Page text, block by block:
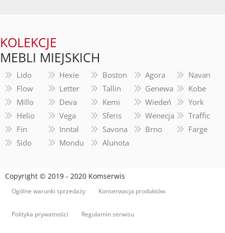
KOLEKCJE
MEBLI MIEJSKICH
Lido
Flow
Millo
Helio
Fin
Sido
Hexie
Letter
Deva
Vega
Inntal
Mondu
Boston
Tallin
Kemi
Sferis
Savona
Alunota
Agora
Genewa
Wiedeń
Wenecja
Brno
Navan
Kobe
York
Traffic
Farge
Copyright © 2019 - 2020 Komserwis
Ogólne warunki sprzedaży Konserwacja produktów
Polityka prywatności Regulamin serwisu